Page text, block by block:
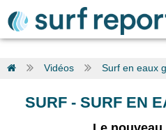
Vidéos Surf en eaux
SURF- SURF EN